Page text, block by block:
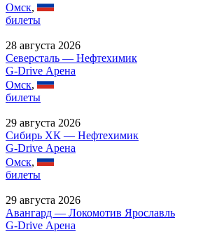
Омск,
билеты
28 августа 2026
Северсталь — Нефтехимик
G-Drive Арена
Омск,
билеты
29 августа 2026
Сибирь ХК — Нефтехимик
G-Drive Арена
Омск,
билеты
29 августа 2026
Авангард — Локомотив Ярославль
G-Drive Арена